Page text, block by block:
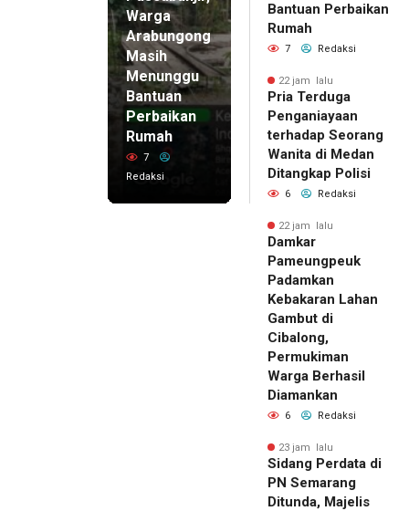
Warga
Arabungong
Masih
Menunggu
Bantuan
Perbaikan
Rumah
7
Redaksi
Bantuan Perbaikan
Rumah
7 Redaksi
22 jam lalu
Pria Terduga
Penganiayaan
terhadap Seorang
Wanita di Medan
Ditangkap Polisi
6 Redaksi
22 jam lalu
Damkar
Pameungpeuk
Padamkan
Kebakaran Lahan
Gambut di
Cibalong,
Permukiman
Warga Berhasil
Diamankan
6 Redaksi
23 jam lalu
Sidang Perdata di
PN Semarang
Ditunda, Majelis